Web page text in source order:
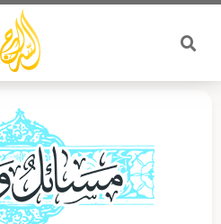
تخطي
المحتوى